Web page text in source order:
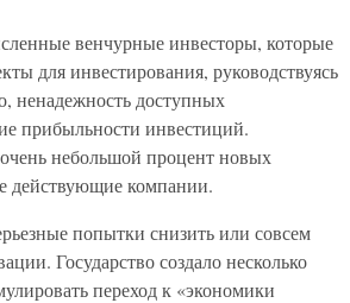
венчурные инвесторы, которые
для инвестирования, руководствуясь
ненадежность доступных
прибыльности инвестиций.
небольшой процент новых
действующие компании.
попытки снизить или совсем
Государство создало несколько
переход к «экономики